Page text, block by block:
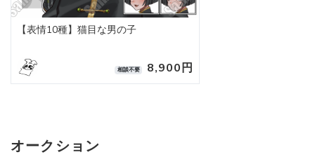
【表情10種】猫目な男の子
相談不要 8,900円
オークション